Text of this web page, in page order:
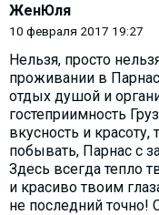
ЖенЮля
10 февраля 2017 19:27
Нельзя, просто
проживании в
отдых душой и
гостеприимность
вкусность и
побывать, Парнас с
Здесь всегда тепло
и красиво твоим
не последний точно!